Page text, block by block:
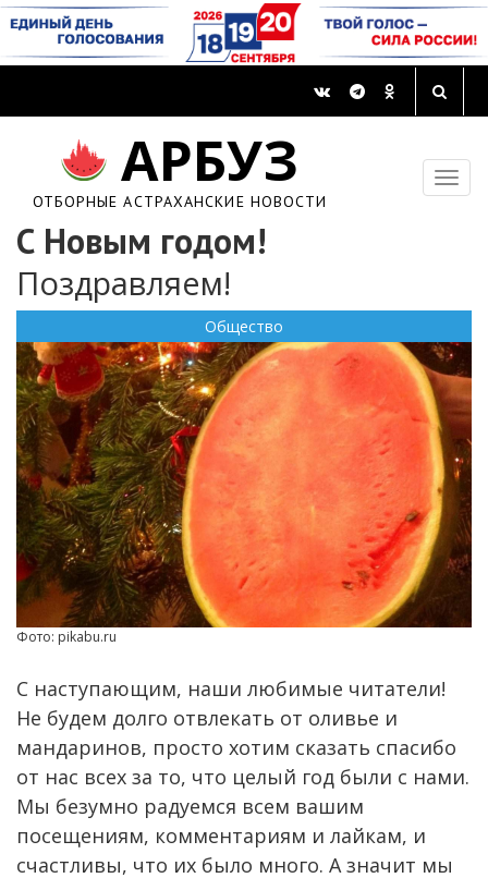
АРБУЗ
ОТБОРНЫЕ АСТРАХАНСКИЕ НОВОСТИ
С Новым годом!
Поздравляем!
Общество
Фото: pikabu.ru
С наступающим, наши любимые читатели!
Не будем долго отвлекать от оливье и
мандаринов, просто хотим сказать спасибо
от нас всех за то, что целый год были с нами.
Мы безумно радуемся всем вашим
посещениям, комментариям и лайкам, и
счастливы, что их было много. А значит мы